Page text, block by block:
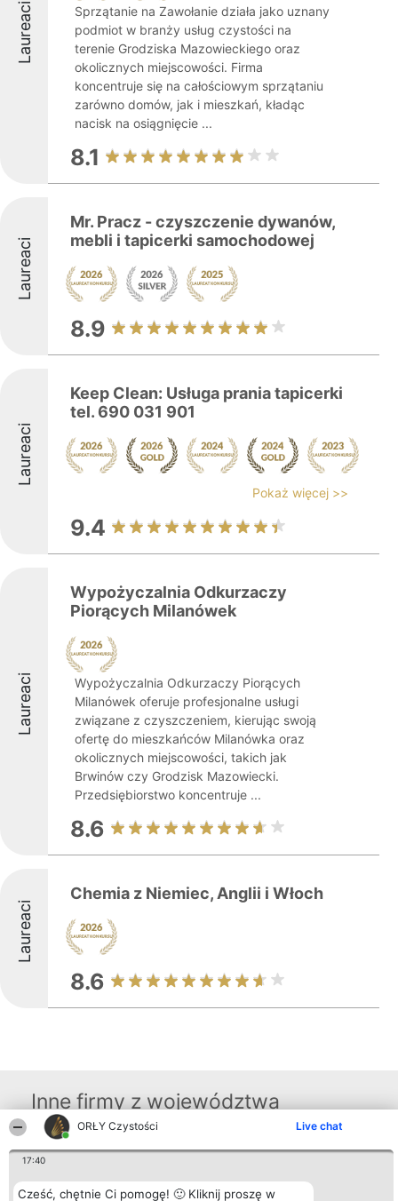
ORŁY Czystości Live chat
17:40
Cześć, chętnie Ci pomogę! 🙂 Kliknij proszę w
Laureaci
Sprzątanie na Zawołanie działa jako uznany
podmiot w branży usług czystości na
terenie Grodziska Mazowieckiego oraz
okolicznych miejscowości. Firma
koncentruje się na całościowym sprzątaniu
zarówno domów, jak i mieszkań, kładąc
nacisk na osiągnięcie ...
8.1
Laureaci
Mr. Pracz - czyszczenie dywanów,
mebli i tapicerki samochodowej
8.9
Laureaci
Keep Clean: Usługa prania tapicerki
tel. 690 031 901
Pokaż więcej >>
9.4
Laureaci
Wypożyczalnia Odkurzaczy
Piorących Milanówek
Wypożyczalnia Odkurzaczy Piorących
Milanówek oferuje profesjonalne usługi
związane z czyszczeniem, kierując swoją
ofertę do mieszkańców Milanówka oraz
okolicznych miejscowości, takich jak
Brwinów czy Grodzisk Mazowiecki.
Przedsiębiorstwo koncentruje ...
8.6
Laureaci
Chemia z Niemiec, Anglii i Włoch
8.6
Inne firmy z województwa
Organizator plebiscytu
o. sp. k.
Lista